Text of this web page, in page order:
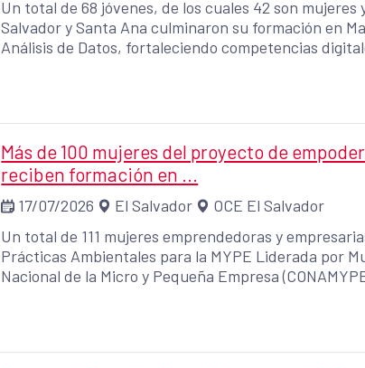
Un total de 68 jóvenes, de los cuales 42 son
Salvador y Santa Ana culminaron su formación en
Análisis de Datos, fortaleciendo competencias
Más de 100 mujeres del proyecto de
reciben formación en ...
17/07/2026 El Salvador
OCE El Salvador
Un total de 111 mujeres emprendedoras y
Prácticas Ambientales para la MYPE Liderada por
Nacional de la Micro y Pequeña Empresa